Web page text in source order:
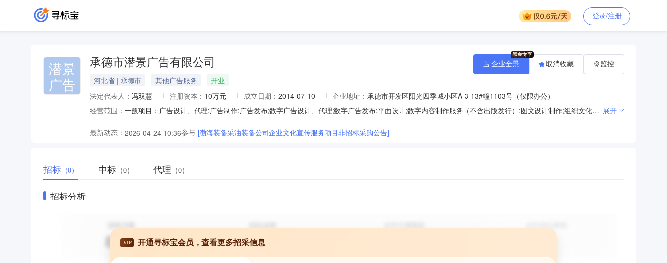
登录/注册
潜景
广告
承德市潜景广告有限公司
河北省 | 承德市 其他广告服务
开业
法定代表人： 冯双慧 注册资本： 10万元 成立日期： 2014-07-10 企业地址： 承德市开发区阳光四季城小区A-3-13#幢1103号（仅限办公）
经营范围：
一般项目：广告设计、代理;广告制作;广告发布;数字广告设计、代理;数字广告发布;平面设计;数字内容制作服务（不含出版发行）;图文设计制作;组织文化艺术交流活动;企业管理咨询;会议及展览服务（出国办展须经相关部门审批）;个人商务服务;礼仪服务;专业设计服务;工业设计服务;城乡市容管理;交通及公共管理用标牌销售;交通及公共管理用金属标牌制造;照明器具销售;工艺美术彩灯制造;灯具销售;企业形象策划;文艺创作;摄像及视频制作服务;个人互联网直播服务;摄影扩印服务;物联网应用服务;工业互联网数据服务;咨询策划服务;远程健康管理服务;供应链管理服务;教育咨询服务（不含涉许可审批的教育培训活动）;技术服务、技术开发、技术咨询、技术交流、技术转让、技术推广;工艺美术品及礼仪用品销售（象牙及其制品除外）;互联网销售（除销售需要许可的商品）;家用电器销售;箱包销售;日用百货销售;日用品销售;服装服饰零售;劳动保护用品销售;办公用品销售;文具用品零售;纸制品销售;品牌管理;体育用品设备出租;体育用品及器材零售（除依法须经批准的项目外，凭营业执照依法自主开展经营活动） 展开
最新动态： 2026-04-24 10:36参与 [渤海装备采油装备公司企业文化宣传服务项目非招标采购公告]
企业全景 取消收藏 监控
招标 （0） 中标 （0） 代理 （0）
招标分析
VIP 开通寻标宝会员，查看更多招采信息